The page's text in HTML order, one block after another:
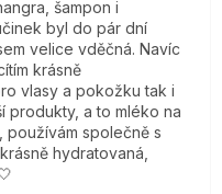
šampon i
byl do pár dní
velice vděčná. Navíc
krásně
vlasy a pokožku tak i
produkty, a to mléko na
společně s
hydratovaná,